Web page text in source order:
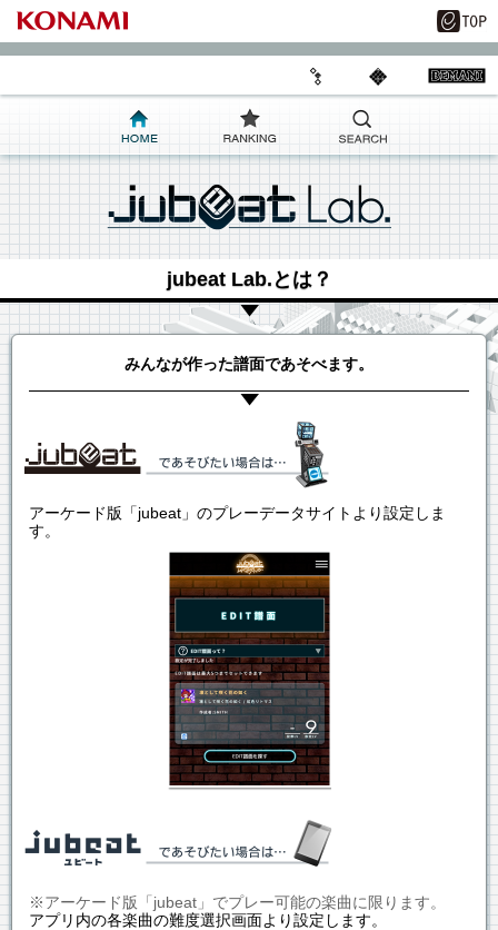
jubeat Lab.とは？
みんなが作った譜面であそべます。
アーケード版「jubeat」のプレーデータサイトより設定しま
す。
※アーケード版「jubeat」でプレー可能の楽曲に限ります。
アプリ内の各楽曲の難度選択画面より設定します。